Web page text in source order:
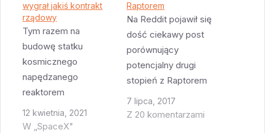
wygrał jakiś kontrakt
rządowy
Tym razem na
budowę statku
kosmicznego
napędzanego
reaktorem
atomowym. Na
szczęście z dwoma
12 kwietnia, 2021
W „SpaceX"
Raptorem
Na Reddit pojawił się
dość ciekawy post
porównujący
potencjalny drugi
stopień z Raptorem
vs. drugi stopień z
Merlinem. Wynika z
7 lipca, 2017
Z 20 komentarzami